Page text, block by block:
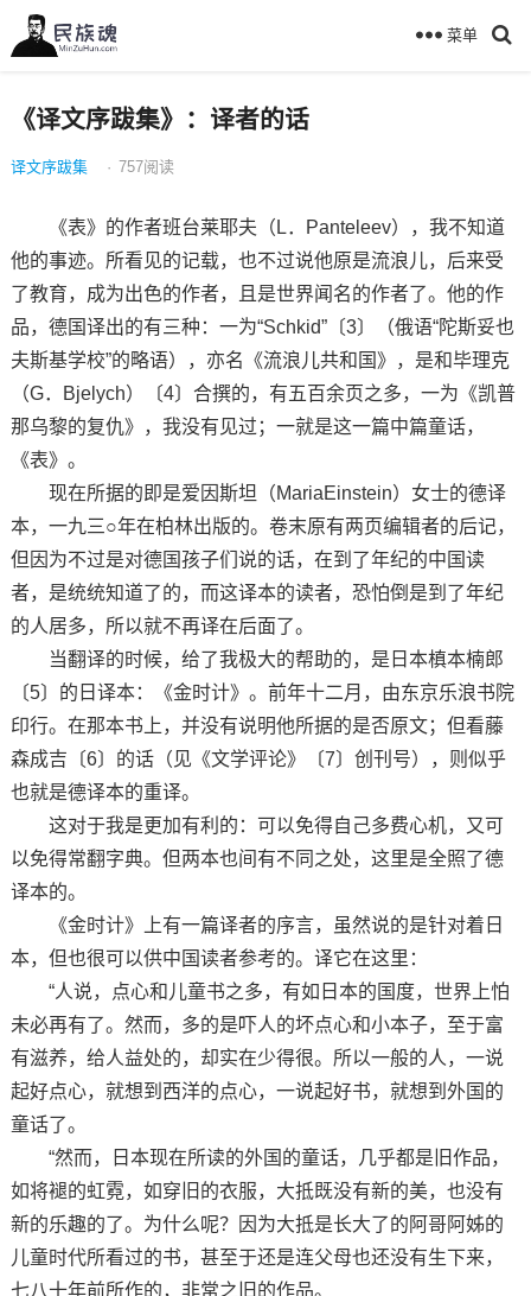
菜单
《译文序跋集》：译者的话
译文序跋集 · 757阅读
《表》的作者班台莱耶夫（L．Panteleev），我不知道
他的事迹。所看见的记载，也不过说他原是流浪儿，后来受
了教育，成为出色的作者，且是世界闻名的作者了。他的作
品，德国译出的有三种：一为“Schkid”〔3〕（俄语“陀斯妥也
夫斯基学校”的略语），亦名《流浪儿共和国》，是和毕理克
（G．Bjelych）〔4〕合撰的，有五百余页之多，一为《凯普
那乌黎的复仇》，我没有见过；一就是这一篇中篇童话，
《表》。
现在所据的即是爱因斯坦（MariaEinstein）女士的德译
本，一九三○年在柏林出版的。卷末原有两页编辑者的后记，
但因为不过是对德国孩子们说的话，在到了年纪的中国读
者，是统统知道了的，而这译本的读者，恐怕倒是到了年纪
的人居多，所以就不再译在后面了。
当翻译的时候，给了我极大的帮助的，是日本槙本楠郎
〔5〕的日译本：《金时计》。前年十二月，由东京乐浪书院
印行。在那本书上，并没有说明他所据的是否原文；但看藤
森成吉〔6〕的话（见《文学评论》〔7〕创刊号），则似乎
也就是德译本的重译。
这对于我是更加有利的：可以免得自己多费心机，又可
以免得常翻字典。但两本也间有不同之处，这里是全照了德
译本的。
《金时计》上有一篇译者的序言，虽然说的是针对着日
本，但也很可以供中国读者参考的。译它在这里：
“人说，点心和儿童书之多，有如日本的国度，世界上怕
未必再有了。然而，多的是吓人的坏点心和小本子，至于富
有滋养，给人益处的，却实在少得很。所以一般的人，一说
起好点心，就想到西洋的点心，一说起好书，就想到外国的
童话了。
“然而，日本现在所读的外国的童话，几乎都是旧作品，
如将褪的虹霓，如穿旧的衣服，大抵既没有新的美，也没有
新的乐趣的了。为什么呢？因为大抵是长大了的阿哥阿姊的
儿童时代所看过的书，甚至于还是连父母也还没有生下来，
七八十年前所作的，非常之旧的作品。